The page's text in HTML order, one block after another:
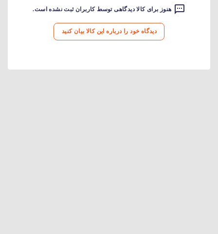
هنوز برای کالا دیدگاهی توسط کاربران ثبت نشده است.
دیدگاه خود را درباره این کالا بیان کنید